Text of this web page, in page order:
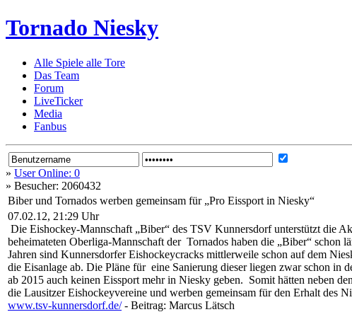
Tornado Niesky
Alle Spiele alle Tore
Das Team
Forum
LiveTicker
Media
Fanbus
» User Online: 0
» Besucher: 2060432
Biber und Tornados werben gemeinsam für „Pro Eissport in Niesky“
07.02.12, 21:29 Uhr
Die Eishockey-Mannschaft „Biber“ des TSV Kunnersdorf unterstützt die
beheimateten Oberliga-Mannschaft der Tornados haben die „Biber“
Jahren sind Kunnersdorfer Eishockeycracks mittlerweile schon auf dem
die Eisanlage ab. Die Pläne für eine Sanierung dieser liegen zwar schon in
ab 2015 auch keinen Eissport mehr in Niesky geben. Somit hätten neben
die Lausitzer Eishockeyvereine und werben gemeinsam für den Erhalt des
www.tsv-kunnersdorf.de/- Beitrag: Marcus Lätsch